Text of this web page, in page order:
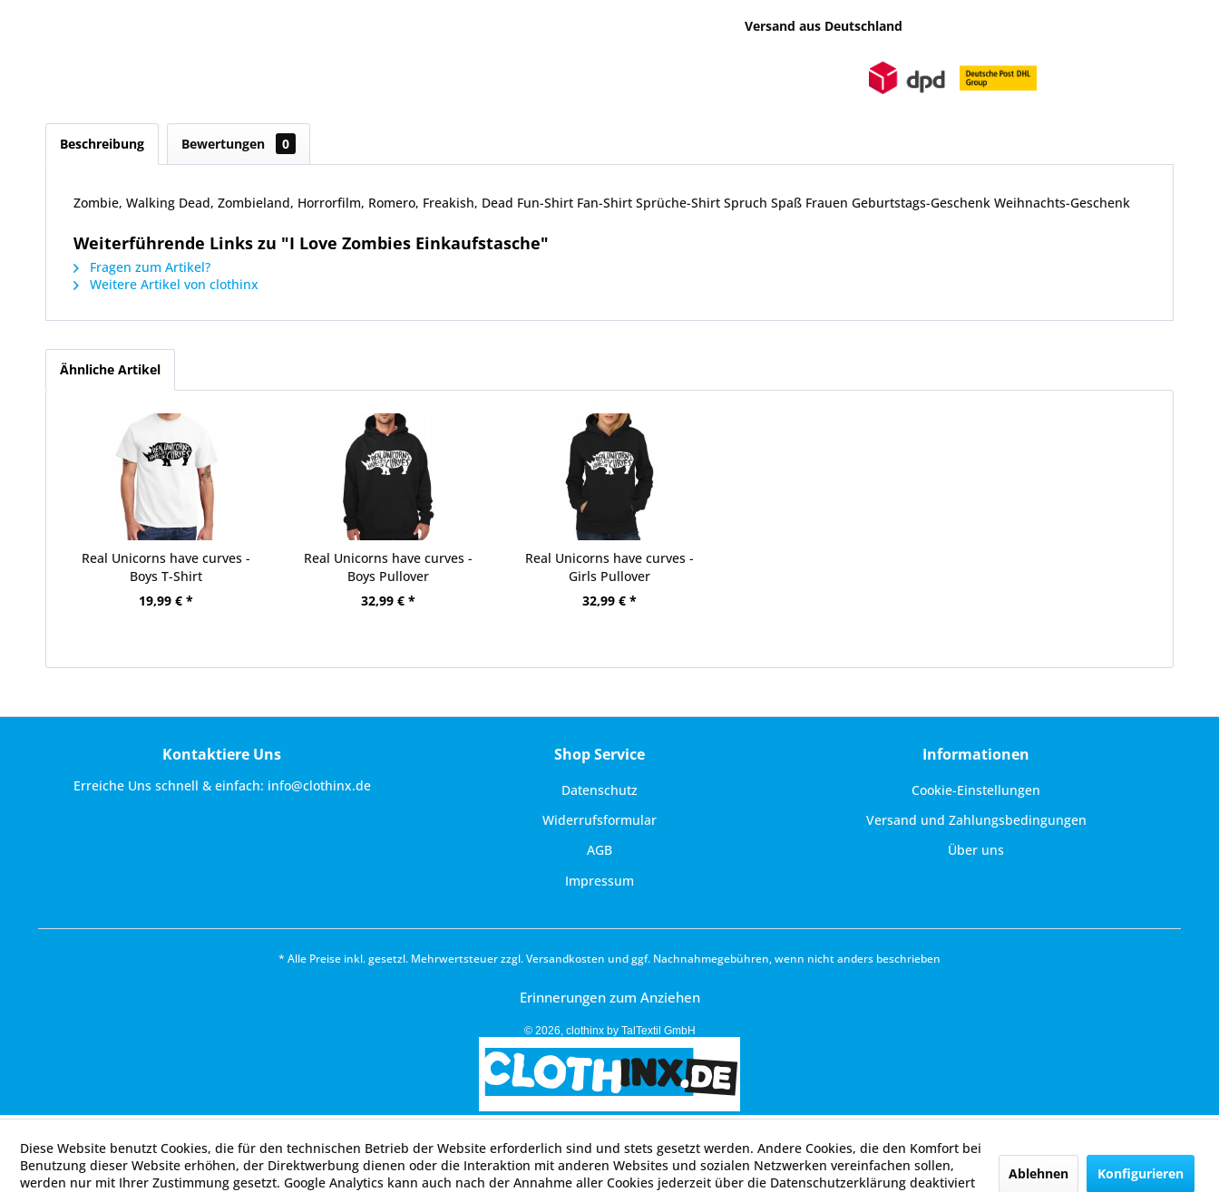
Versand aus Deutschland
Beschreibung Bewertungen 0
Zombie, Walking Dead, Zombieland, Horrorfilm, Romero, Freakish, Dead Fun-Shirt Fan-Shirt Sprüche-Shirt Spruch Spaß Frauen Geburtstags-Geschenk Weihnachts-Geschenk
Weiterführende Links zu "I Love Zombies Einkaufstasche"
Fragen zum Artikel?
Weitere Artikel von clothinx
Ähnliche Artikel
Real Unicorns have curves -
Boys T-Shirt
19,99 € *
Real Unicorns have curves -
Boys Pullover
32,99 € *
Real Unicorns have curves -
Girls Pullover
32,99 € *
Kontaktiere Uns
Erreiche Uns schnell & einfach: info@clothinx.de
Shop Service
Datenschutz
Widerrufsformular
AGB
Impressum
Informationen
Cookie-Einstellungen
Versand und Zahlungsbedingungen
Über uns
* Alle Preise inkl. gesetzl. Mehrwertsteuer zzgl.Versandkosten und ggf. Nachnahmegebühren, wenn nicht anders beschrieben
Erinnerungen zum Anziehen
© 2026, clothinx by TalTextil GmbH
Diese Website benutzt Cookies, die für den technischen Betrieb der Website erforderlich sind und stets gesetzt werden. Andere Cookies, die den Komfort bei
Benutzung dieser Website erhöhen, der Direktwerbung dienen oder die Interaktion mit anderen Websites und sozialen Netzwerken vereinfachen sollen,
werden nur mit Ihrer Zustimmung gesetzt. Google Analytics kann auch nach der Annahme aller Cookies jederzeit über die Datenschutzerklärung deaktiviert
Ablehnen Konfigurieren